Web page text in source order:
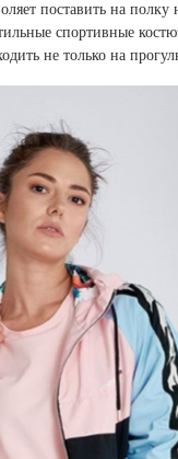
поставить на
спортивные
не только на